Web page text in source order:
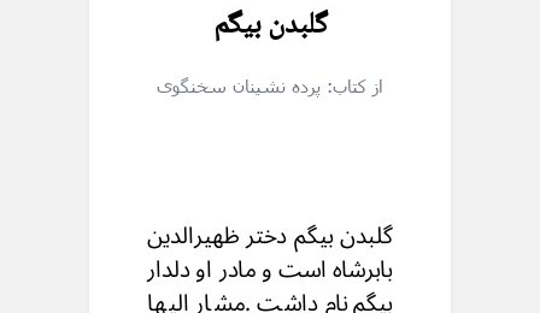
گلبدن بیگم
از کتاب: پرده نشینان سخنگوی
گلبدن بیگم دختر ظهیرالدین
بابرشاه است و مادر او دلدار